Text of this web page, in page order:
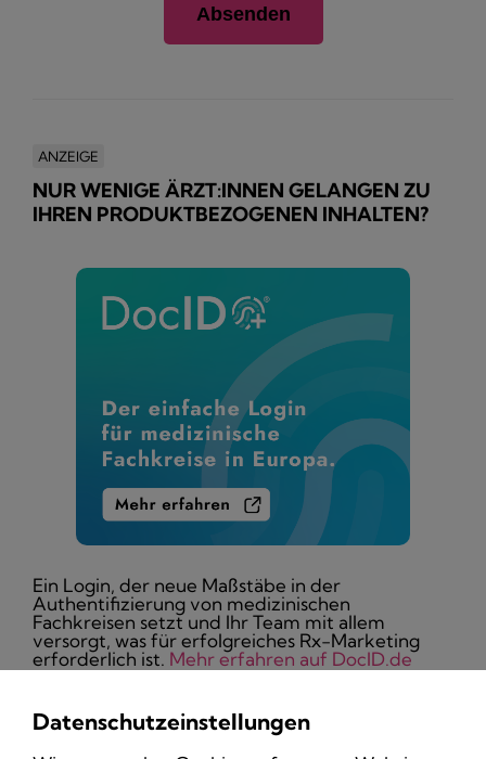
ANZEIGE
NUR WENIGE ÄRZT:INNEN GELANGEN ZU
IHREN PRODUKTBEZOGENEN INHALTEN?
Ein Login, der neue Maßstäbe in der
Authentifizierung von medizinischen
Fachkreisen setzt und Ihr Team mit allem
versorgt, was für erfolgreiches Rx-Marketing
erforderlich ist. Mehr erfahren auf DocID.de
Datenschutzeinstellungen